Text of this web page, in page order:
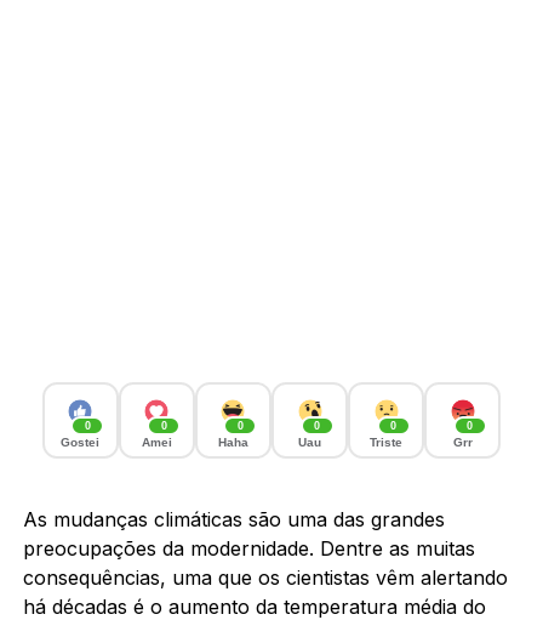
0
Gostei
0
Amei
0
Haha
0
Uau
0
Triste
0
Grr
As mudanças climáticas são uma das grandes
preocupações da modernidade. Dentre as muitas
consequências, uma que os cientistas vêm alertando
há décadas é o aumento da temperatura média do